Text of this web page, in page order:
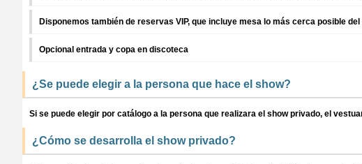
Disponemos también de reservas VIP, que incluye mesa lo más cerca posible
Opcional entrada y copa en discoteca
¿Se puede elegir a la persona que hace el show?
Si se puede elegir por catálogo a la persona que realizara el show privado, el
¿Cómo se desarrolla el show privado?